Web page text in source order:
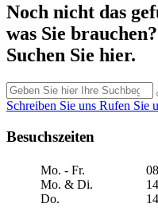
Noch nicht das
was Sie brauchen?
Suchen Sie hier.
Schreiben Sie uns Rufen Sie
Besuchszeiten
Mo. - Fr.
Mo. & Di.
Do.